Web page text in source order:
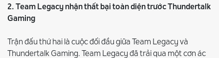
2. Team Legacy nhận thất bại toàn diện trước Thundertalk
Gaming
Trận đấu thứ hai là cuộc đối đầu giữa Team Legacy và
Thundertalk Gaming. Team Legacy đã trải qua một cơn ác